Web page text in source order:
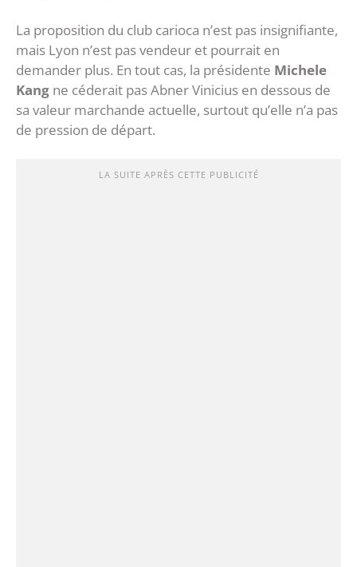
La proposition du club carioca n’est pas insignifiante,
mais Lyon n’est pas vendeur et pourrait en
demander plus. En tout cas, la présidente Michele
Kang ne céderait pas Abner Vinicius en dessous de
sa valeur marchande actuelle, surtout qu’elle n’a pas
de pression de départ.
LA SUITE APRÈS CETTE PUBLICITÉ